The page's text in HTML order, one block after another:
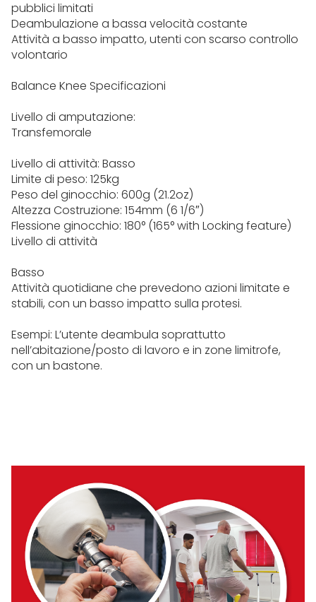
pubblici limitati
Deambulazione a bassa velocità costante
Attività a basso impatto, utenti con scarso controllo
volontario
Balance Knee Specificazioni
Livello di amputazione:
Transfemorale
Livello di attività: Basso
Limite di peso: 125kg
Peso del ginocchio: 600g (21.2oz)
Altezza Costruzione: 154mm (6 1/6″)
Flessione ginocchio: 180° (165° with Locking feature)
Livello di attività
Basso
Attività quotidiane che prevedono azioni limitate e
stabili, con un basso impatto sulla protesi.
Esempi: L’utente deambula soprattutto
nell’abitazione/posto di lavoro e in zone limitrofe,
con un bastone.